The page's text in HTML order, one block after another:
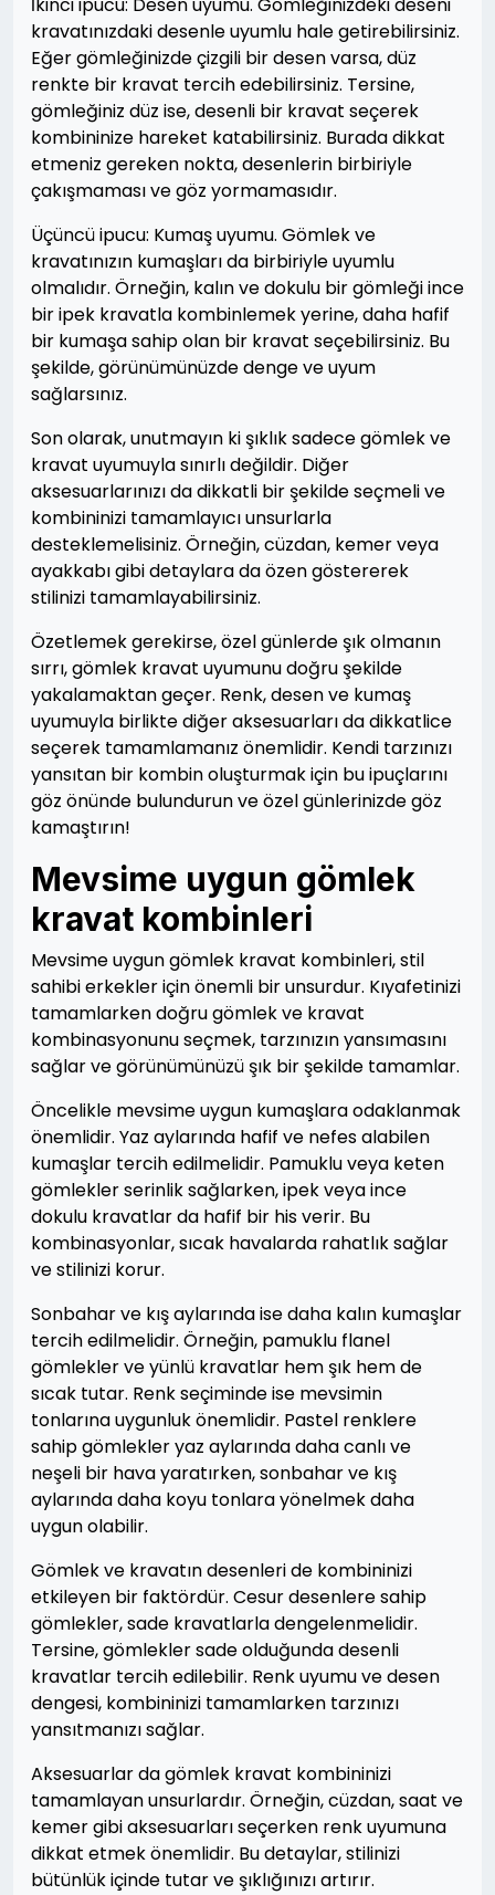
İkinci ipucu: Desen uyumu. Gömleğinizdeki deseni
kravatınızdaki desenle uyumlu hale getirebilirsiniz.
Eğer gömleğinizde çizgili bir desen varsa, düz
renkte bir kravat tercih edebilirsiniz. Tersine,
gömleğiniz düz ise, desenli bir kravat seçerek
kombininize hareket katabilirsiniz. Burada dikkat
etmeniz gereken nokta, desenlerin birbiriyle
çakışmaması ve göz yormamasıdır.
Üçüncü ipucu: Kumaş uyumu. Gömlek ve
kravatınızın kumaşları da birbiriyle uyumlu
olmalıdır. Örneğin, kalın ve dokulu bir gömleği ince
bir ipek kravatla kombinlemek yerine, daha hafif
bir kumaşa sahip olan bir kravat seçebilirsiniz. Bu
şekilde, görünümünüzde denge ve uyum
sağlarsınız.
Son olarak, unutmayın ki şıklık sadece gömlek ve
kravat uyumuyla sınırlı değildir. Diğer
aksesuarlarınızı da dikkatli bir şekilde seçmeli ve
kombininizi tamamlayıcı unsurlarla
desteklemelisiniz. Örneğin, cüzdan, kemer veya
ayakkabı gibi detaylara da özen göstererek
stilinizi tamamlayabilirsiniz.
Özetlemek gerekirse, özel günlerde şık olmanın
sırrı, gömlek kravat uyumunu doğru şekilde
yakalamaktan geçer. Renk, desen ve kumaş
uyumuyla birlikte diğer aksesuarları da dikkatlice
seçerek tamamlamanız önemlidir. Kendi tarzınızı
yansıtan bir kombin oluşturmak için bu ipuçlarını
göz önünde bulundurun ve özel günlerinizde göz
kamaştırın!
Mevsime uygun gömlek
kravat kombinleri
Mevsime uygun gömlek kravat kombinleri, stil
sahibi erkekler için önemli bir unsurdur. Kıyafetinizi
tamamlarken doğru gömlek ve kravat
kombinasyonunu seçmek, tarzınızın yansımasını
sağlar ve görünümünüzü şık bir şekilde tamamlar.
Öncelikle mevsime uygun kumaşlara odaklanmak
önemlidir. Yaz aylarında hafif ve nefes alabilen
kumaşlar tercih edilmelidir. Pamuklu veya keten
gömlekler serinlik sağlarken, ipek veya ince
dokulu kravatlar da hafif bir his verir. Bu
kombinasyonlar, sıcak havalarda rahatlık sağlar
ve stilinizi korur.
Sonbahar ve kış aylarında ise daha kalın kumaşlar
tercih edilmelidir. Örneğin, pamuklu flanel
gömlekler ve yünlü kravatlar hem şık hem de
sıcak tutar. Renk seçiminde ise mevsimin
tonlarına uygunluk önemlidir. Pastel renklere
sahip gömlekler yaz aylarında daha canlı ve
neşeli bir hava yaratırken, sonbahar ve kış
aylarında daha koyu tonlara yönelmek daha
uygun olabilir.
Gömlek ve kravatın desenleri de kombininizi
etkileyen bir faktördür. Cesur desenlere sahip
gömlekler, sade kravatlarla dengelenmelidir.
Tersine, gömlekler sade olduğunda desenli
kravatlar tercih edilebilir. Renk uyumu ve desen
dengesi, kombininizi tamamlarken tarzınızı
yansıtmanızı sağlar.
Aksesuarlar da gömlek kravat kombininizi
tamamlayan unsurlardır. Örneğin, cüzdan, saat ve
kemer gibi aksesuarları seçerken renk uyumuna
dikkat etmek önemlidir. Bu detaylar, stilinizi
bütünlük içinde tutar ve şıklığınızı artırır.